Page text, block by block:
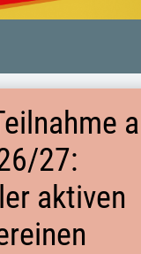
NIGHT
27:
aktiven